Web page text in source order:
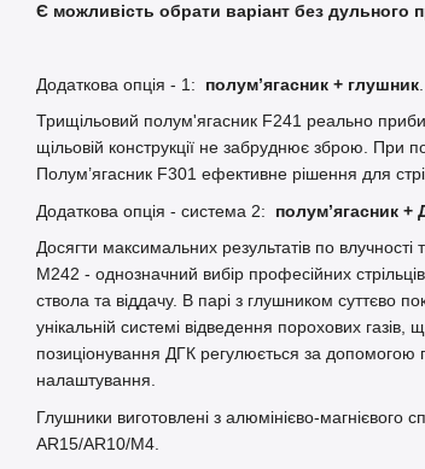
Є можливість обрати варіант без дульного
Додаткова опція - 1: полум’ягасник + глушник
Трищільовий полум'ягасник F241 реально
щільовій конструкції не забруднює зброю. При
Полум’ягасник F301 ефективне рішення для
Додаткова опція - система 2: полум’ягасник +
Досягти максимальних результатів по
M242 - однозначний вибір професійних
ствола та віддачу. В парі з глушником суттєво
унікальній системі відведення порохових
позиціонування ДГК регулюється за
налаштування.
Глушники виготовлені з алюмінієво-магнієвого
AR15/AR10/M4.